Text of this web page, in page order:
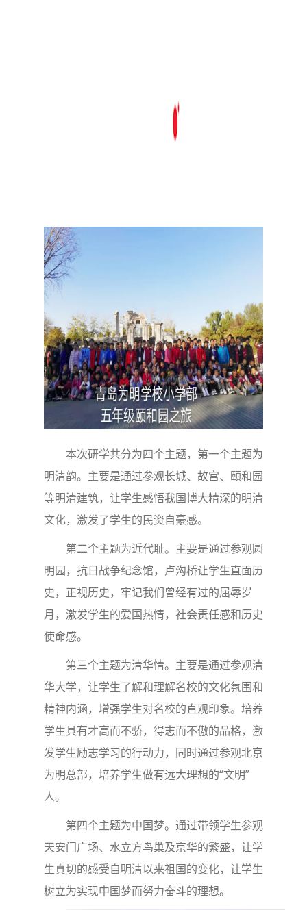
本次研学共分为四个主题，第一个主题为
明清韵。主要是通过参观长城、故宫、颐和园
等明清建筑，让学生感悟我国博大精深的明清
文化，激发了学生的民资自豪感。
第二个主题为近代耻。主要是通过参观圆
明园，抗日战争纪念馆，卢沟桥让学生直面历
史，正视历史，牢记我们曾经有过的屈辱岁
月，激发学生的爱国热情，社会责任感和历史
使命感。
第三个主题为清华情。主要是通过参观清
华大学，让学生了解和理解名校的文化氛围和
精神内涵，增强学生对名校的直观印象。培养
学生具有才高而不骄，得志而不傲的品格，激
发学生励志学习的行动力，同时通过参观北京
为明总部，培养学生做有远大理想的“文明”
人。
第四个主题为中国梦。通过带领学生参观
天安门广场、水立方鸟巢及京华的繁盛，让学
生真切的感受自明清以来祖国的变化，让学生
树立为实现中国梦而努力奋斗的理想。